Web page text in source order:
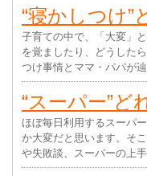
“寝かしつけ”
子育ての中で、「大変」
を覚ましたり、どうした
つけ事情とママ・パパが
“スーパー”ど
ほぼ毎日利用するスーパ
か大変だと思います。そ
や失敗談、スーパーの上